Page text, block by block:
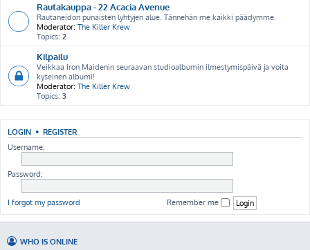
Rautakauppa - 22 Acacia Avenue
Rautaneidon punaisten lyhtyjen alue. Tännehän me kaikki päädymme.
Moderator: The Killer Krew
Topics: 2
Kilpailu
Veikkaa Iron Maidenin seuraavan studioalbumin ilmestymispäivä ja voita
kyseinen albumi!
Moderator: The Killer Krew
Topics: 3
LOGIN • REGISTER
Username:
Password:
I forgot my password Remember me
WHO IS ONLINE